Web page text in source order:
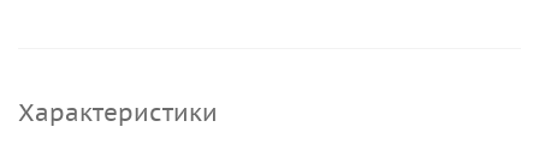
Характеристики